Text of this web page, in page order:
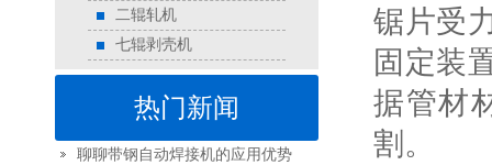
二辊轧机
七辊剥壳机
热门新闻
聊聊带钢自动焊接机的应用优势
锯片受
固定装
据管材
割。